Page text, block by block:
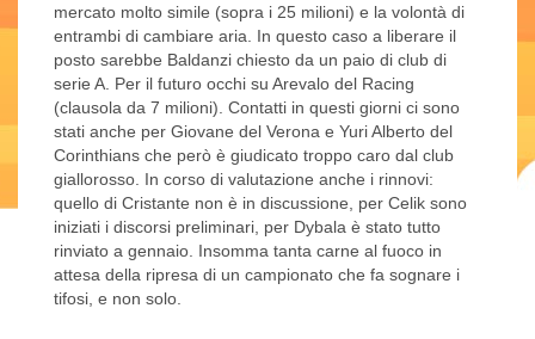
mercato molto simile (sopra i 25 milioni) e la volontà di
entrambi di cambiare aria. In questo caso a liberare il
posto sarebbe Baldanzi chiesto da un paio di club di
serie A. Per il futuro occhi su Arevalo del Racing
(clausola da 7 milioni). Contatti in questi giorni ci sono
stati anche per Giovane del Verona e Yuri Alberto del
Corinthians che però è giudicato troppo caro dal club
giallorosso. In corso di valutazione anche i rinnovi:
quello di Cristante non è in discussione, per Celik sono
iniziati i discorsi preliminari, per Dybala è stato tutto
rinviato a gennaio. Insomma tanta carne al fuoco in
attesa della ripresa di un campionato che fa sognare i
tifosi, e non solo.